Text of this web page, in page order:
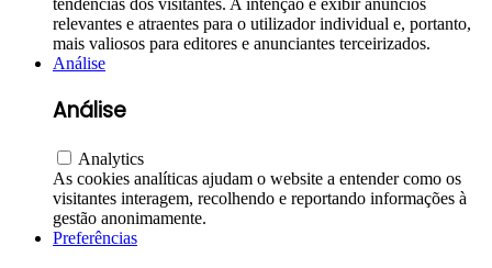
tendências dos visitantes. A intenção é exibir anúncios
relevantes e atraentes para o utilizador individual e, portanto,
mais valiosos para editores e anunciantes terceirizados.
Análise
Análise
Analytics
As cookies analíticas ajudam o website a entender como os
visitantes interagem, recolhendo e reportando informações à
gestão anonimamente.
Preferências